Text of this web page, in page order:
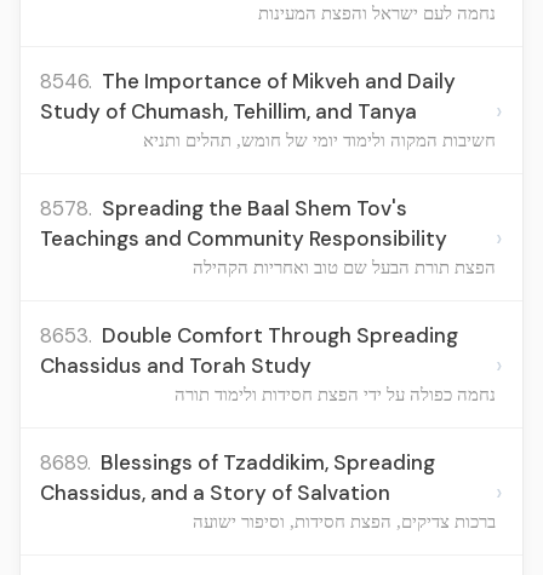
נחמה לעם ישראל והפצת המעינות
8546. The Importance of Mikveh and Daily
Study of Chumash, Tehillim, and Tanya
חשיבות המקוה ולימוד יומי של חומש, תהלים ותניא
›
8578. Spreading the Baal Shem Tov's
Teachings and Community Responsibility
הפצת תורת הבעל שם טוב ואחריות הקהילה
›
8653. Double Comfort Through Spreading
Chassidus and Torah Study
נחמה כפולה על ידי הפצת חסידות ולימוד תורה
›
8689. Blessings of Tzaddikim, Spreading
Chassidus, and a Story of Salvation
ברכות צדיקים, הפצת חסידות, וסיפור ישועה
›